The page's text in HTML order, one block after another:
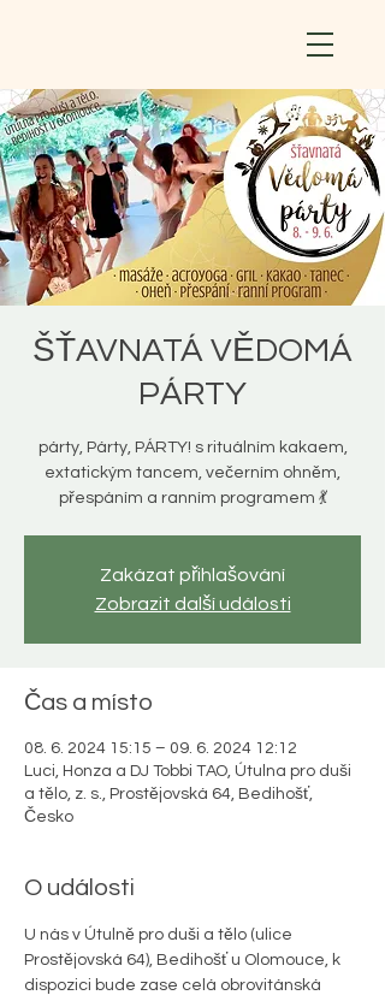
ŠŤAVNATÁ VĚDOMÁ
PÁRTY
párty, Párty, PÁRTY! s rituálním kakaem,
extatickým tancem, večerním ohněm,
přespáním a ranním programem 💃
Zakázat přihlašování
Zobrazit další události
Čas a místo
08. 6. 2024 15:15 – 09. 6. 2024 12:12
Luci, Honza a DJ Tobbi TAO, Útulna pro duši
a tělo, z. s., Prostějovská 64, Bedihošť,
Česko
O události
U nás v Útulně pro duši a tělo (ulice
Prostějovská 64), Bedihošť u Olomouce, k
dispozici bude zase celá obrovitánská